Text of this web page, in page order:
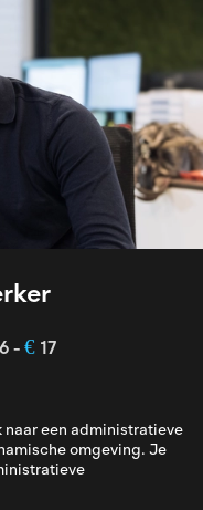
- € 17
naar een administratieve
omgeving. Je